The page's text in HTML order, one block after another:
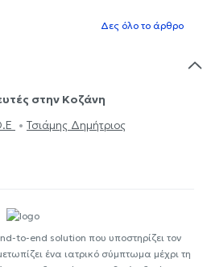
Δες όλο το άρθρο
στην Κοζάνη
Τσιάμης Δημήτριος
to-end solution που υποστηρίζει τον
ένα ιατρικό σύμπτωμα μέχρι τη